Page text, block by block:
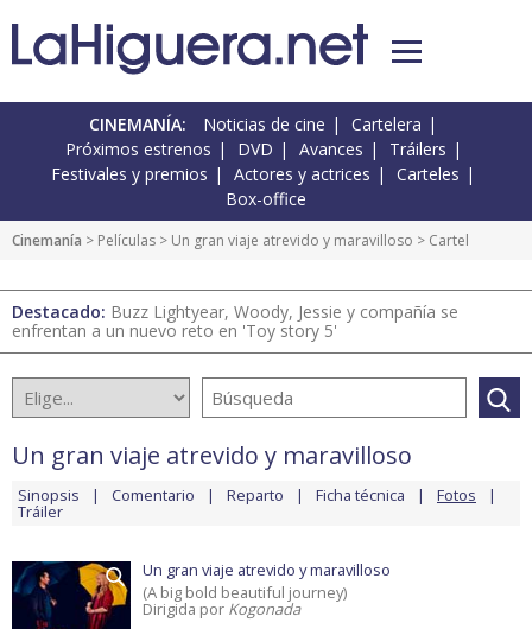
CINEMANÍA: Noticias de cine
Cartelera
Próximos estrenos
DVD Avances
Tráilers
Festivales y premios
Actores y actrices
Carteles
Box-office
Cinemanía > Películas > Un gran viaje atrevido y maravilloso > Cartel
Destacado: Buzz Lightyear, Woody, Jessie y compañía se
enfrentan a un nuevo reto en 'Toy story 5'
Un gran viaje atrevido y maravilloso
Sinopsis Comentario Reparto Ficha técnica Fotos
Tráiler
Un gran viaje atrevido y maravilloso
(A big bold beautiful journey)
Dirigida por Kogonada